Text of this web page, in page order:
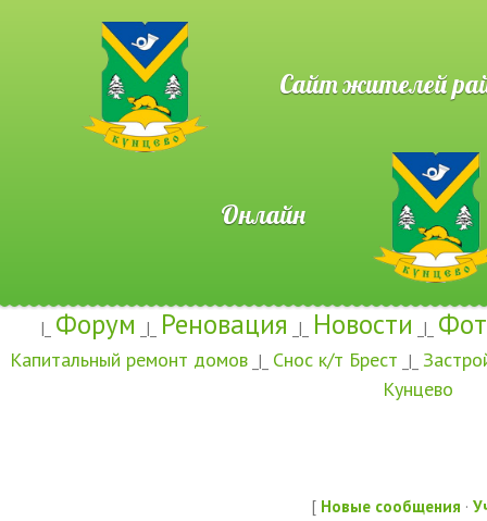
Сайт жителей
Онлайн
|_ Форум _|_ Реновация _|_ Новости _|_
Капитальный ремонт домов _|_ Снос к/т Брест _|_
Кунцево
[ Новые сообщения ·